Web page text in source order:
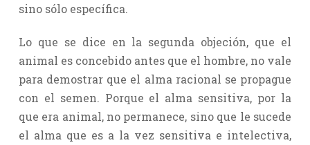
sino sólo específica.
Lo que se dice en la segunda objeción, que el
animal es concebido antes que el hombre, no vale
para demostrar que el alma racional se propague
con el semen. Porque el alma sensitiva, por la
que era animal, no permanece, sino que le sucede
el alma que es a la vez sensitiva e intelectiva,